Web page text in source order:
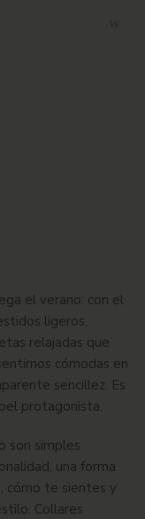
en Península.
el verano: con el
ligeros,
relajadas que
cómodas en
sencillez. Es
protagonista.
son simples
una forma
te sientes y
Collares